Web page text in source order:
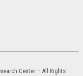
Center – All Rights